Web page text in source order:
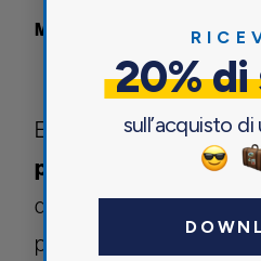
Mondo 3 Marzo 2017
Ecco avvicinarsi
partenza. viaggio
desiderato. Manca solo la
però, richiede sempre la
20%
sull’acquisto